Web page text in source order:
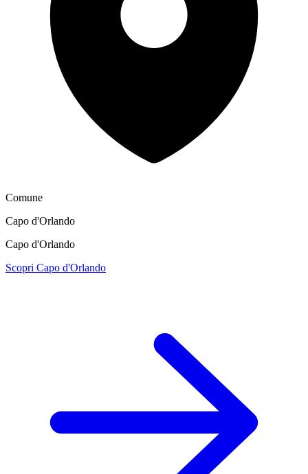
Comune
Capo d'Orlando
Capo d'Orlando
Scopri Capo d'Orlando